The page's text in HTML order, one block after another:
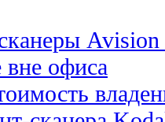
Avision
офиса